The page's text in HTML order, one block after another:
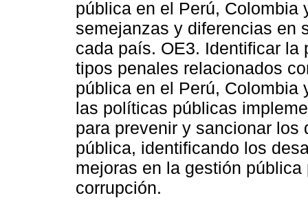
pública en el Perú,
semejanzas y diferencias en
cada país. OE3. Identificar
tipos penales relacionados
pública en el Perú, Colombia
las políticas públicas
para prevenir y sancionar
pública, identificando los
mejoras en la gestión
corrupción.